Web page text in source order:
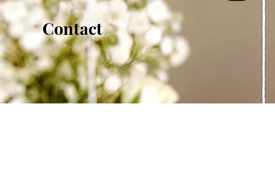
Contact